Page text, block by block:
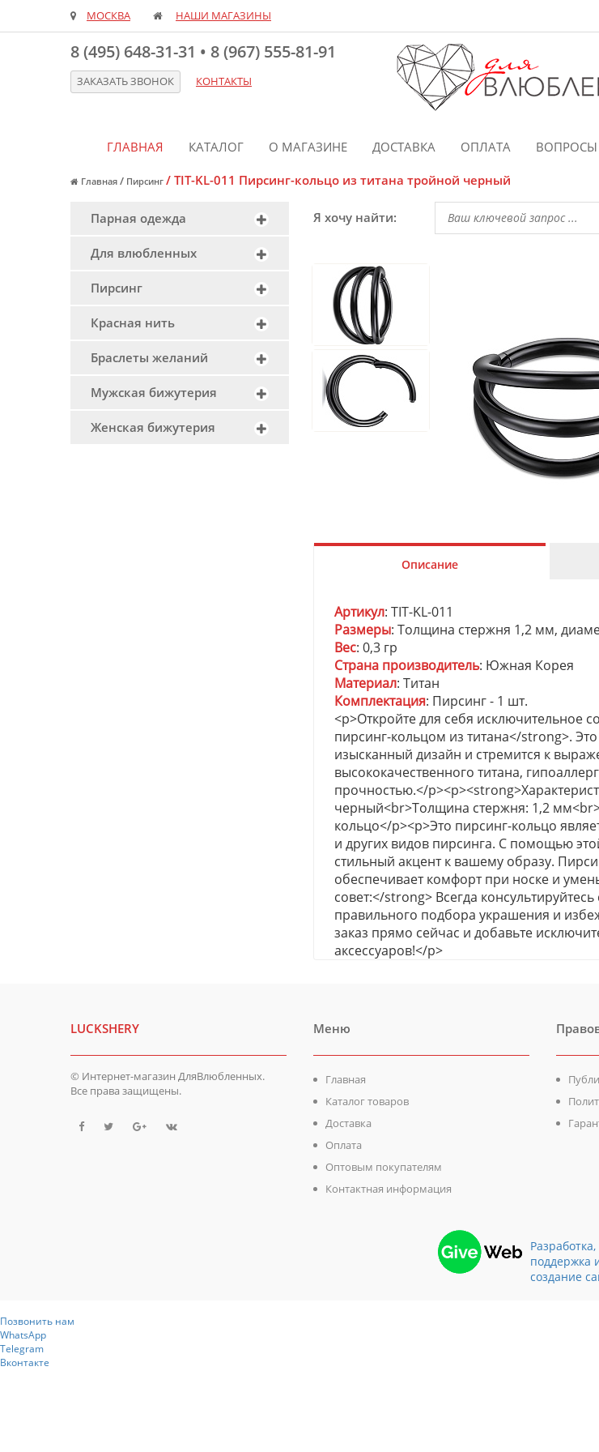
МОСКВА НАШИ МАГАЗИНЫ
8 (495) 648-31-31 • 8 (967) 555-81-91
ЗАКАЗАТЬ ЗВОНОК КОНТАКТЫ
ГЛАВНАЯ КАТАЛОГ О МАГАЗИНЕ ДОСТАВКА ОПЛАТА ВОПРОСЫ
Главная / Пирсинг /TIT-KL-011 Пирсинг-кольцо из титана тройной черный
Парная одежда
Для влюбленных
Пирсинг
Красная нить
Браслеты желаний
Мужская бижутерия
Женская бижутерия
Я хочу найти:
Описание
Артикул: TIT-KL-011
Размеры: Толщина стержня 1,2 мм,
Вес: 0,3 гр
Страна производитель: Южная Корея
Материал: Титан
Комплектация: Пирсинг - 1 шт.
<p>Откройте для себя исключительное
пирсинг-кольцом из титана</strong>.
изысканный дизайн и стремится к
высококачественного титана,
прочностью.</
черный<br>Толщина стержня: 1,2
кольцо</p><p>Это пирсинг-кольцо
и других видов пирсинга. С помощью
стильный акцент к вашему образу.
обеспечивает комфорт при носке и
совет:</strong> Всегда
правильного подбора украшения и
заказ прямо сейчас и добавьте
аксессуаров!</p>
LUCKSHERY
© Интернет-магазин ДляВлюбленных.
Все права защищены.
Меню
Главная
Каталог товаров
Доставка
Оплата
Оптовым покупателям
Контактная информация
Разработка,
поддержка
создание
Позвонить нам
WhatsApp
Telegram
Вконтакте